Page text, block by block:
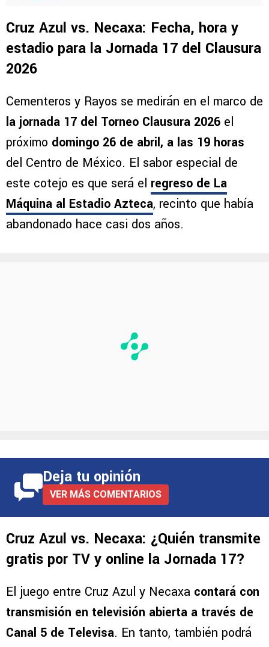
Cruz Azul vs. Necaxa: Fecha, hora y
estadio para la Jornada 17 del Clausura
2026
Cementeros y Rayos se medirán en el marco de
la jornada 17 del Torneo Clausura 2026 el
próximo domingo 26 de abril, a las 19 horas
del Centro de México. El sabor especial de
este cotejo es que será el regreso de La
Máquina al Estadio Azteca, recinto que había
abandonado hace casi dos años.
Deja tu opinión
VER MÁS COMENTARIOS
Cruz Azul vs. Necaxa: ¿Quién transmite
gratis por TV y online la Jornada 17?
El juego entre Cruz Azul y Necaxa contará con
transmisión en televisión abierta a través de
Canal 5 de Televisa. En tanto, también podrá